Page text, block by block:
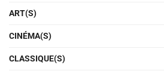
ART(S)
CINÉMA(S)
CLASSIQUE(S)